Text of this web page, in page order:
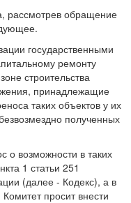
рассмотрев обращение
государственными
ремонту
строительства
принадлежащие
таких объектов у их
полученных
о возможности в таких
1 статьи 251
(далее - Кодекс), а в
просит внести